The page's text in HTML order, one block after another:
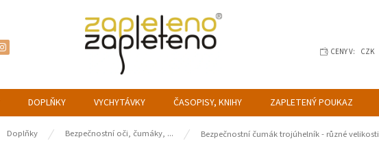
CENY V: CZK
DOPLŇKY VYCHYTÁVKY ČASOPISY, KNIHY ZAPLETENÝ POUKAZ
Doplňky Bezpečnostní oči, čumáky, ... Bezpečnostní čumák trojúhelník - různé velikosti